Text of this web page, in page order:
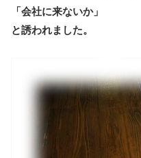
「会社に来ないか」
と誘われました。